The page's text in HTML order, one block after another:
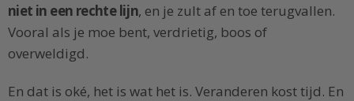
niet in een rechte lijn, en je zult af en toe terugvallen.
Vooral als je moe bent, verdrietig, boos of
overweldigd.
En dat is oké, het is wat het is. Veranderen kost tijd. En